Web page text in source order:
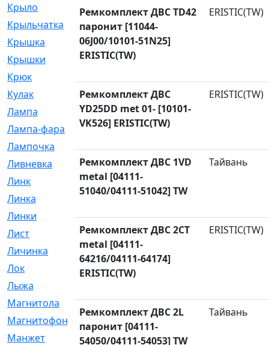
Крыло
[285]
Крыльчатка
[17]
Крышка
[151]
Крышки
[4]
Крюк
Кулак
[9]
Лампа
[128]
Лампа-фара
[4]
Лампочка
[209]
Ливневка
[66]
Линк
[3]
Линка
[64]
Линки
[913]
Лист
[144]
Личинка
[3]
Лок
[1]
Лыжа
Магнитола
[11]
Магнитофон
Манжет
[194]
Ремкомплект ДВС TD42
паронит [11044-
06J00/10101-51N25]
ERISTIC(TW)
ERISTIC(TW)
Ремкомплект ДВС
YD25DD met 01- [10101-
VK526] ERISTIC(TW)
ERISTIC(TW)
Ремкомплект ДВС 1VD
metal [04111-
51040/04111-51042] TW
Тайвань
Ремкомплект ДВС 2CT
metal [04111-
64216/04111-64174]
ERISTIC(TW)
ERISTIC(TW)
Ремкомплект ДВС 2L
паронит [04111-
54050/04111-54053] TW
Тайвань